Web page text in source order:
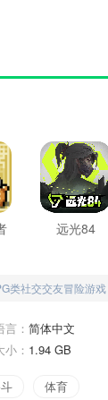
远光84
类社交交友冒险游戏
言： 简体中文
小： 1.94 GB
体育